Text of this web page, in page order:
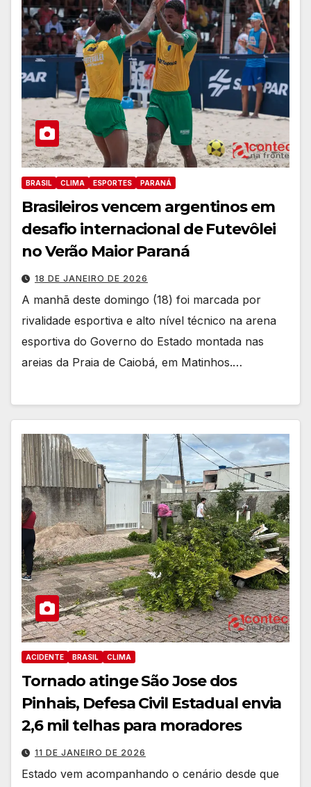
BRASIL CLIMA ESPORTES PARANÁ
Brasileiros vencem argentinos em
desafio internacional de Futevôlei
no Verão Maior Paraná
18 DE JANEIRO DE 2026
A manhã deste domingo (18) foi marcada por
rivalidade esportiva e alto nível técnico na arena
esportiva do Governo do Estado montada nas
areias da Praia de Caiobá, em Matinhos.…
ACIDENTE BRASIL CLIMA
Tornado atinge São Jose dos
Pinhais, Defesa Civil Estadual envia
2,6 mil telhas para moradores
11 DE JANEIRO DE 2026
Estado vem acompanhando o cenário desde que